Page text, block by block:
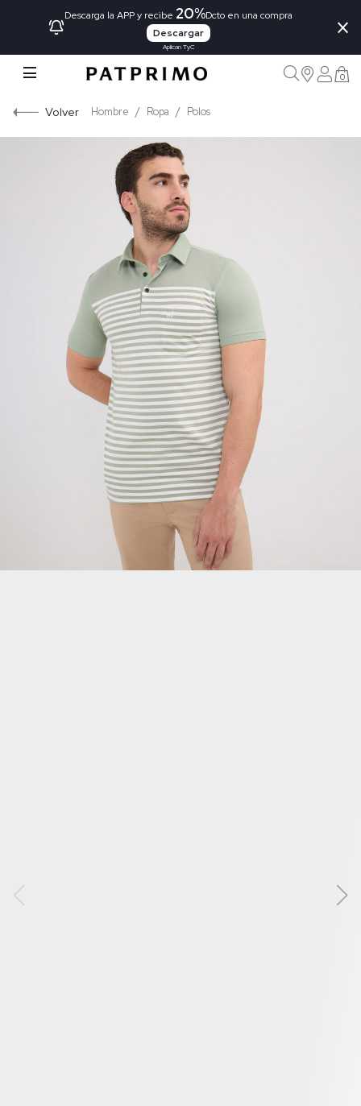
Descarga la APP y recibe 20%Dcto en una compra
Descargar
Aplican TyC
×
0
Volver Hombre Ropa Polos